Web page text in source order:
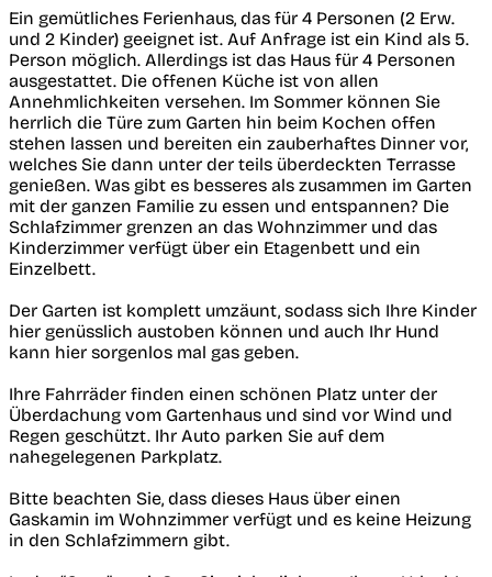
Ein gemütliches Ferienhaus, das für 4 Personen (2 Erw.
und 2 Kinder) geeignet ist. Auf Anfrage ist ein Kind als 5.
Person möglich. Allerdings ist das Haus für 4 Personen
ausgestattet. Die offenen Küche ist von allen
Annehmlichkeiten versehen. Im Sommer können Sie
herrlich die Türe zum Garten hin beim Kochen offen
stehen lassen und bereiten ein zauberhaftes Dinner vor,
welches Sie dann unter der teils überdeckten Terrasse
genießen. Was gibt es besseres als zusammen im Garten
mit der ganzen Familie zu essen und entspannen? Die
Schlafzimmer grenzen an das Wohnzimmer und das
Kinderzimmer verfügt über ein Etagenbett und ein
Einzelbett.
Der Garten ist komplett umzäunt, sodass sich Ihre Kinder
hier genüsslich austoben können und auch Ihr Hund
kann hier sorgenlos mal gas geben.
Ihre Fahrräder finden einen schönen Platz unter der
Überdachung vom Gartenhaus und sind vor Wind und
Regen geschützt. Ihr Auto parken Sie auf dem
nahegelegenen Parkplatz.
Bitte beachten Sie, dass dieses Haus über einen
Gaskamin im Wohnzimmer verfügt und es keine Heizung
in den Schlafzimmern gibt.